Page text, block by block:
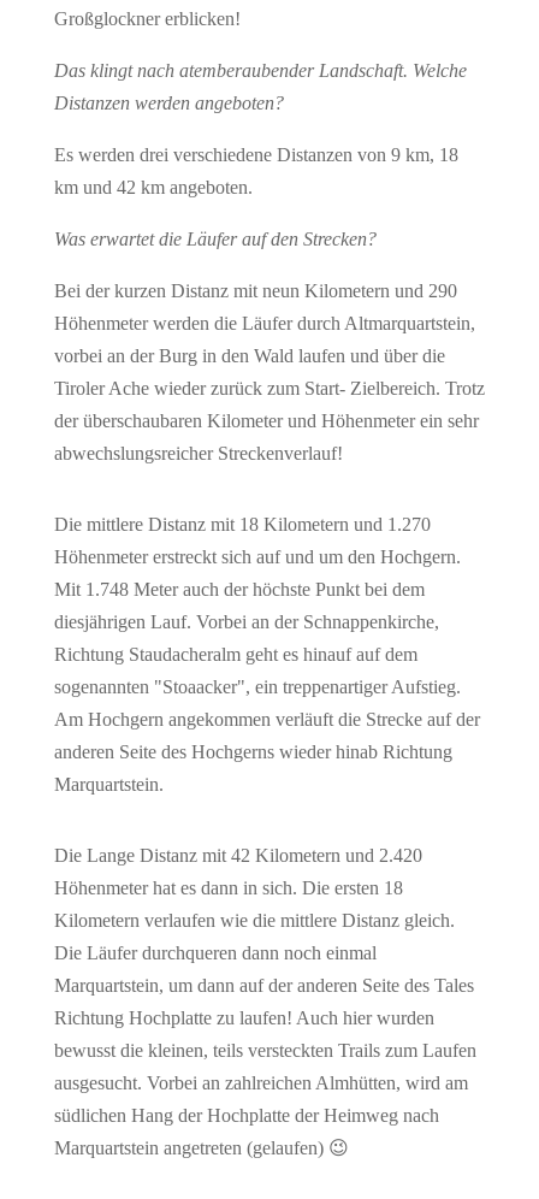
Großglockner erblicken!
Das klingt nach atemberaubender Landschaft. Welche
Distanzen werden angeboten?
Es werden drei verschiedene Distanzen von 9 km, 18
km und 42 km angeboten.
Was erwartet die Läufer auf den Strecken?
Bei der kurzen Distanz mit neun Kilometern und 290
Höhenmeter werden die Läufer durch Altmarquartstein,
vorbei an der Burg in den Wald laufen und über die
Tiroler Ache wieder zurück zum Start- Zielbereich. Trotz
der überschaubaren Kilometer und Höhenmeter ein sehr
abwechslungsreicher Streckenverlauf!
Die mittlere Distanz mit 18 Kilometern und 1.270
Höhenmeter erstreckt sich auf und um den Hochgern.
Mit 1.748 Meter auch der höchste Punkt bei dem
diesjährigen Lauf. Vorbei an der Schnappenkirche,
Richtung Staudacheralm geht es hinauf auf dem
sogenannten "Stoaacker", ein treppenartiger Aufstieg.
Am Hochgern angekommen verläuft die Strecke auf der
anderen Seite des Hochgerns wieder hinab Richtung
Marquartstein.
Die Lange Distanz mit 42 Kilometern und 2.420
Höhenmeter hat es dann in sich. Die ersten 18
Kilometern verlaufen wie die mittlere Distanz gleich.
Die Läufer durchqueren dann noch einmal
Marquartstein, um dann auf der anderen Seite des Tales
Richtung Hochplatte zu laufen! Auch hier wurden
bewusst die kleinen, teils versteckten Trails zum Laufen
ausgesucht. Vorbei an zahlreichen Almhütten, wird am
südlichen Hang der Hochplatte der Heimweg nach
Marquartstein angetreten (gelaufen) 😉